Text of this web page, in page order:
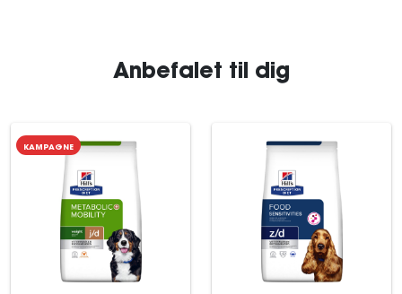
Anbefalet til dig
KAMPAGNE